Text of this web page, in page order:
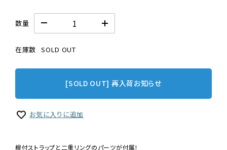
数量
在庫数 SOLD OUT
[SOLD OUT] 再入荷お知らせ
お気に入りに追加
根付ストラップと二重リングのパーツが付属!